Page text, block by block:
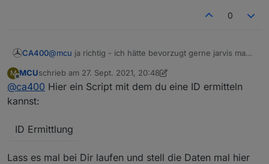
0
CA400@mcu ja richtig - ich hätte bevorzugt gerne jarvis map
Werte per Script direkt in den Code von Jarvis
schreiben zu lassen, was ich aber als arg unsauber
M
Offline
MCUschrieb am 27. Sept. 2021, 20:48
zuletzt editiert von MCU
@ca400 Hier ein Script mit dem du eine ID ermitteln
kannst:
ID Ermittlung
Lass es mal bei Dir laufen und stell die Daten mal hier